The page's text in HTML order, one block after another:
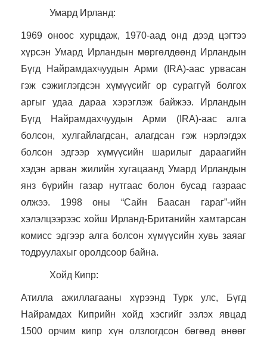
Умард Ирланд:
1969 оноос хурцдаж, 1970-аад онд дээд цэгтээ
хүрсэн Умард Ирландын мөргөлдөөнд Ирландын
Бүгд Найрамдахчуудын Арми (IRA)-аас урвасан
гэж сэжиглэгдсэн хүмүүсийг ор сураггүй болгох
аргыг удаа дараа хэрэглэж байжээ. Ирландын
Бүгд Найрамдахчуудын Арми (IRA)-аас алга
болсон, хулгайлагдсан, алагдсан гэж нэрлэгдэх
болсон эдгээр хүмүүсийн шарилыг дараагийн
хэдэн арван жилийн хугацаанд Умард Ирландын
янз бүрийн газар нутгаас болон бусад газраас
олжээ. 1998 оны “Сайн Баасан гараг”-ийн
хэлэлцээрээс хойш Ирланд-Британийн хамтарсан
комисс эдгээр алга болсон хүмүүсийн хувь заяаг
тодруулахыг оролдсоор байна.
Хойд Кипр:
Атилла ажиллагааны хүрээнд Турк улс, Бүгд
Найрамдах Киприйн хойд хэсгийг эзлэх явцад
1500 орчим кипр хүн олзлогдсон бөгөөд өнөөг